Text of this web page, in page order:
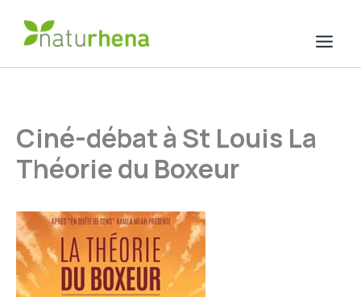
Ciné-débat à St Louis La
Théorie du Boxeur